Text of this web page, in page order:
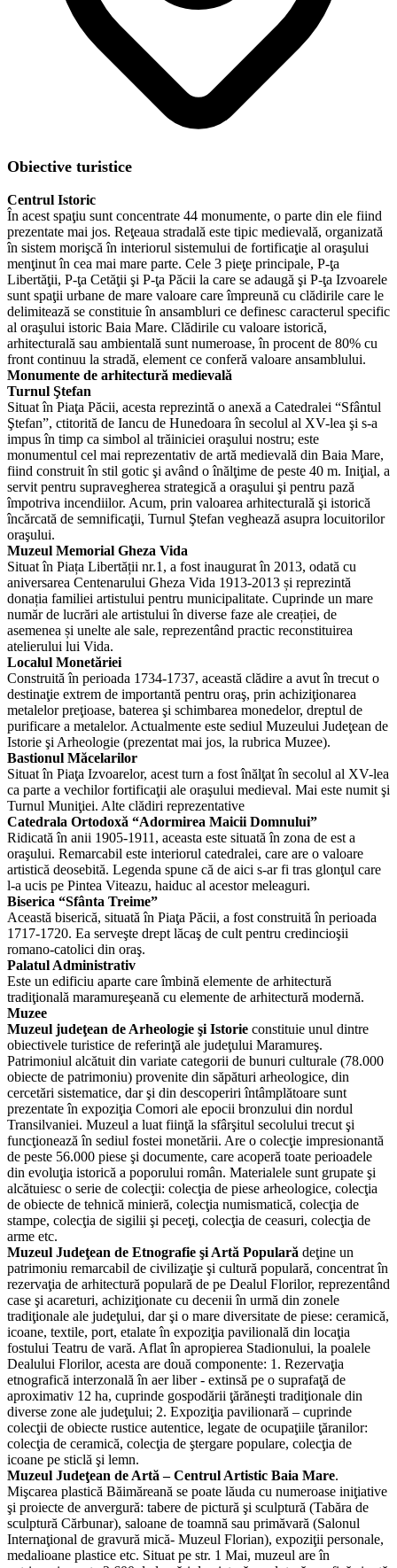
Obiective turistice
Centrul Istoric
În acest spaţiu sunt concentrate 44 monumente, o parte din ele fiind
prezentate mai jos. Reţeaua stradală este tipic medievală, organizată
în sistem morişcă în interiorul sistemului de fortificaţie al oraşului
menţinut în cea mai mare parte. Cele 3 pieţe principale, P-ţa
Libertăţii, P-ţa Cetăţii şi P-ţa Păcii la care se adaugă şi P-ţa Izvoarele
sunt spaţii urbane de mare valoare care împreună cu clădirile care le
delimitează se constituie în ansambluri ce definesc caracterul specific
al oraşului istoric Baia Mare. Clădirile cu valoare istorică,
arhitecturală sau ambientală sunt numeroase, în procent de 80% cu
front continuu la stradă, element ce conferă valoare ansamblului.
Monumente de arhitectură medievală
Turnul Ştefan
Situat în Piaţa Păcii, acesta reprezintă o anexă a Catedralei “Sfântul
Ştefan”, ctitorită de Iancu de Hunedoara în secolul al XV-lea şi s-a
impus în timp ca simbol al trăiniciei oraşului nostru; este
monumentul cel mai reprezentativ de artă medievală din Baia Mare,
fiind construit în stil gotic şi având o înălţime de peste 40 m. Iniţial, a
servit pentru supravegherea strategică a oraşului şi pentru pază
împotriva incendiilor. Acum, prin valoarea arhitecturală şi istorică
încărcată de semnificaţii, Turnul Ştefan veghează asupra locuitorilor
oraşului.
Muzeul Memorial Gheza Vida
Situat în Piața Libertății nr.1, a fost inaugurat în 2013, odată cu
aniversarea Centenarului Gheza Vida 1913-2013 și reprezintă
donația familiei artistului pentru municipalitate. Cuprinde un mare
număr de lucrări ale artistului în diverse faze ale creației, de
asemenea și unelte ale sale, reprezentând practic reconstituirea
atelierului lui Vida.
Localul Monetăriei
Construită în perioada 1734-1737, această clădire a avut în trecut o
destinaţie extrem de importantă pentru oraş, prin achiziţionarea
metalelor preţioase, baterea şi schimbarea monedelor, dreptul de
purificare a metalelor. Actualmente este sediul Muzeului Judeţean de
Istorie şi Arheologie (prezentat mai jos, la rubrica Muzee).
Bastionul Măcelarilor
Situat în Piaţa Izvoarelor, acest turn a fost înălţat în secolul al XV-lea
ca parte a vechilor fortificaţii ale oraşului medieval. Mai este numit şi
Turnul Muniţiei. Alte clădiri reprezentative
Catedrala Ortodoxă “Adormirea Maicii Domnului”
Ridicată în anii 1905-1911, aceasta este situată în zona de est a
oraşului. Remarcabil este interiorul catedralei, care are o valoare
artistică deosebită. Legenda spune că de aici s-ar fi tras glonţul care
l-a ucis pe Pintea Viteazu, haiduc al acestor meleaguri.
Biserica “Sfânta Treime”
Această biserică, situată în Piaţa Păcii, a fost construită în perioada
1717-1720. Ea serveşte drept lăcaş de cult pentru credincioşii
romano-catolici din oraş.
Palatul Administrativ
Este un edificiu aparte care îmbină elemente de arhitectură
tradiţională maramureşeană cu elemente de arhitectură modernă.
Muzee
Muzeul judeţean de Arheologie şi Istorie constituie unul dintre
obiectivele turistice de referinţă ale judeţului Maramureş.
Patrimoniul alcătuit din variate categorii de bunuri culturale (78.000
obiecte de patrimoniu) provenite din săpături arheologice, din
cercetări sistematice, dar şi din descoperiri întâmplătoare sunt
prezentate în expoziţia Comori ale epocii bronzului din nordul
Transilvaniei. Muzeul a luat fiinţă la sfârşitul secolului trecut şi
funcţionează în sediul fostei monetării. Are o colecţie impresionantă
de peste 56.000 piese şi documente, care acoperă toate perioadele
din evoluţia istorică a poporului român. Materialele sunt grupate şi
alcătuiesc o serie de colecţii: colecţia de piese arheologice, colecţia
de obiecte de tehnică minieră, colecţia numismatică, colecţia de
stampe, colecţia de sigilii şi peceţi, colecţia de ceasuri, colecţia de
arme etc.
Muzeul Judeţean de Etnografie şi Artă Populară deţine un
patrimoniu remarcabil de civilizaţie şi cultură populară, concentrat în
rezervaţia de arhitectură populară de pe Dealul Florilor, reprezentând
case şi acareturi, achiziţionate cu decenii în urmă din zonele
tradiţionale ale judeţului, dar şi o mare diversitate de piese: ceramică,
icoane, textile, port, etalate în expoziţia pavilională din locaţia
fostului Teatru de vară. Aflat în apropierea Stadionului, la poalele
Dealului Florilor, acesta are două componente: 1. Rezervaţia
etnografică interzonală în aer liber - extinsă pe o suprafaţă de
aproximativ 12 ha, cuprinde gospodării ţărăneşti tradiţionale din
diverse zone ale judeţului; 2. Expoziţia pavilionară – cuprinde
colecţii de obiecte rustice autentice, legate de ocupaţiile ţăranilor:
colecţia de ceramică, colecţia de ştergare populare, colecţia de
icoane pe sticlă şi lemn.
Muzeul Judeţean de Artă – Centrul Artistic Baia Mare.
Mişcarea plastică Băimăreană se poate lăuda cu numeroase iniţiative
şi proiecte de anvergură: tabere de pictură şi sculptură (Tabăra de
sculptură Cărbunar), saloane de toamnă sau primăvară (Salonul
Internaţional de gravură mică- Muzeul Florian), expoziţii personale,
medalioane plastice etc. Situat pe str. 1 Mai, muzeul are în